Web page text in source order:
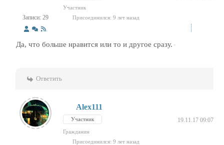
Записи: 29
Участник
Присоединился: 9 лет назад
Да, что больше нравится или то и другое сразу.
Ответить
Alex111
Участник 19.11.17 09:07
Гражданин
Присоединился: 9 лет назад